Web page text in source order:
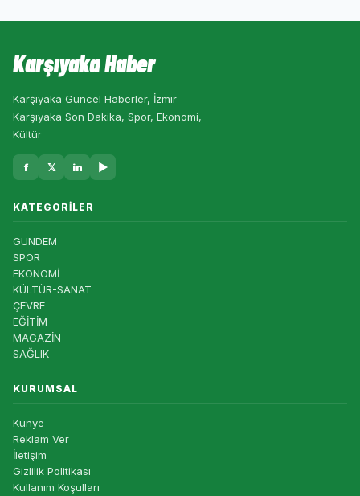
Karşıyaka Haber
Karşıyaka Güncel Haberler, İzmir
Karşıyaka Son Dakika, Spor, Ekonomi,
Kültür
f 𝕏 in ▶
KATEGORILER
GÜNDEM
SPOR
EKONOMİ
KÜLTÜR-SANAT
ÇEVRE
EĞİTİM
MAGAZİN
SAĞLIK
KURUMSAL
Künye
Reklam Ver
İletişim
Gizlilik Politikası
Kullanım Koşulları